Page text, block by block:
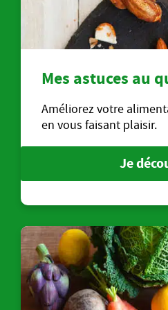
Mes astuces au
Améliorez votre
en vous faisant plaisir.
Je